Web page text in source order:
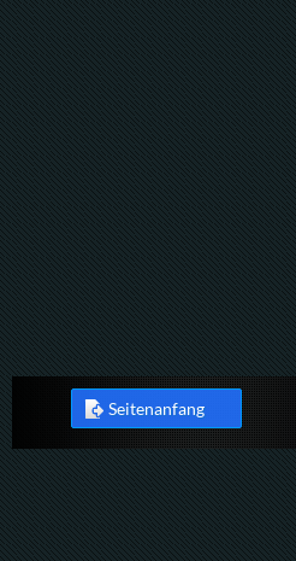
Seitenanfang